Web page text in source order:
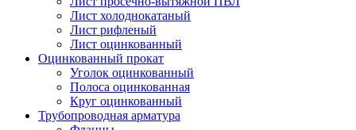
Лист холоднокатаный
Лист рифленый
Лист оцинкованный
Оцинкованный прокат
Уголок оцинкованный
Полоса оцинкованная
Круг оцинкованный
Трубопроводная арматура